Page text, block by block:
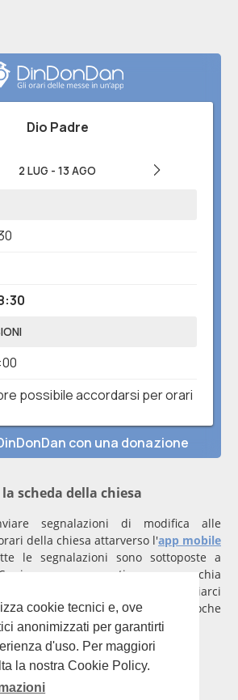
cookie tecnici e, ove
anonimizzati per garantirti
d'uso. Per maggiori
la nostra Cookie Policy.
scheda della chiesa
segnalazioni di modifica alle
della chiesa attarverso l'app mobile
le segnalazioni sono sottoposte a
invece rappresenti una parrocchia
account verificato per inviarci
che saranno gestite entro poche
scrivi ainfo@dindondan.app